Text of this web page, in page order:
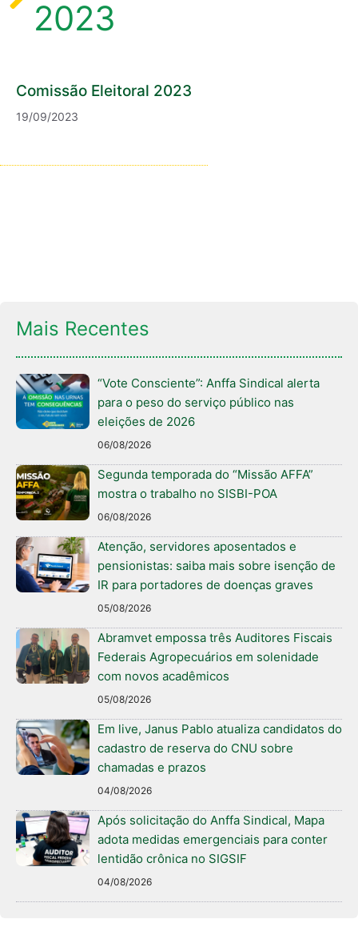
2023
Comissão Eleitoral 2023
19/09/2023
Mais Recentes
“Vote Consciente”: Anffa Sindical alerta
para o peso do serviço público nas
eleições de 2026
06/08/2026
Segunda temporada do “Missão AFFA”
mostra o trabalho no SISBI-POA
06/08/2026
Atenção, servidores aposentados e
pensionistas: saiba mais sobre isenção de
IR para portadores de doenças graves
05/08/2026
Abramvet empossa três Auditores Fiscais
Federais Agropecuários em solenidade
com novos acadêmicos
05/08/2026
Em live, Janus Pablo atualiza candidatos do
cadastro de reserva do CNU sobre
chamadas e prazos
04/08/2026
Após solicitação do Anffa Sindical, Mapa
adota medidas emergenciais para conter
lentidão crônica no SIGSIF
04/08/2026